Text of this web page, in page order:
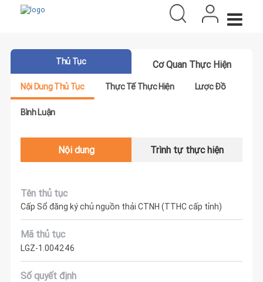
Thủ Tục Cơ Quan Thực Hiện
Nội Dung Thủ Tục Thực Tế Thực Hiện Lược Đồ
Bình Luận
Nội dung Trình tự thực hiện
Tên thủ tục
Cấp Sổ đăng ký chủ nguồn thải CTNH (TTHC cấp tỉnh)
Mã thủ tục
LGZ-1.004246
Số quyết định